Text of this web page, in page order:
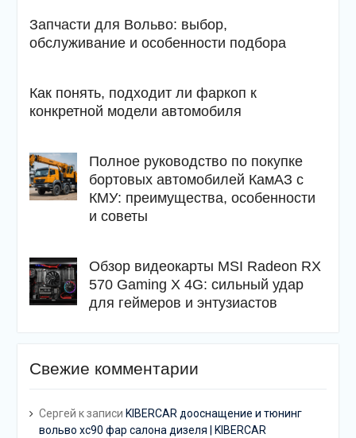
Запчасти для Вольво: выбор,
обслуживание и особенности подбора
Как понять, подходит ли фаркоп к
конкретной модели автомобиля
Полное руководство по покупке
бортовых автомобилей КамАЗ с
КМУ: преимущества, особенности
и советы
Обзор видеокарты MSI Radeon RX
570 Gaming X 4G: сильный удар
для геймеров и энтузиастов
Свежие комментарии
Сергей к записи KIBERCAR дооснащение и тюнинг
вольво хс90 фар салона дизеля | KIBERCAR